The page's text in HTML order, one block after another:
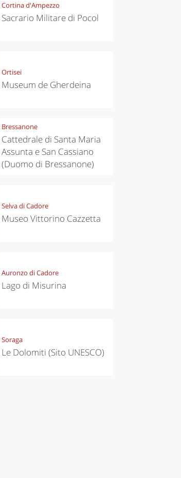
Cortina d'Ampezzo
Sacrario Militare di Pocol
Ortisei
Museum de Gherdeina
Bressanone
Cattedrale di Santa Maria
Assunta e San Cassiano
(Duomo di Bressanone)
Selva di Cadore
Museo Vittorino Cazzetta
Auronzo di Cadore
Lago di Misurina
Soraga
Le Dolomiti (Sito UNESCO)